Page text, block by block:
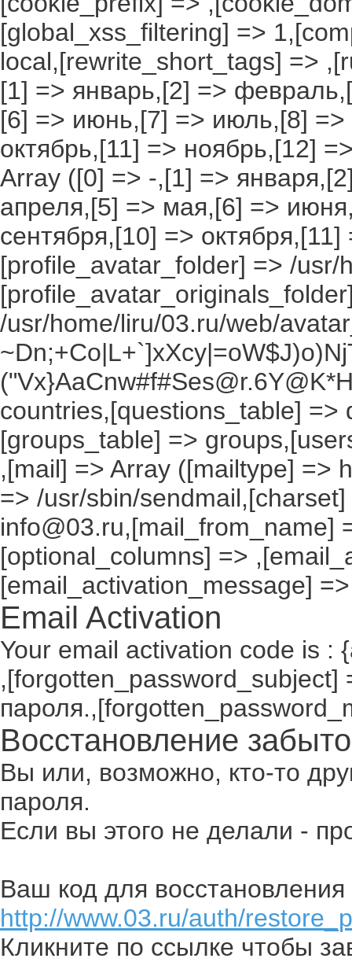
[global_xss_filtering] =>
local,[rewrite_short_tags] =>
[1] => январь,[2] =>
[6] => июнь,[7] => июль,[8] =>
октябрь,[11] => ноябрь,[12]
Array ([0] => -,[1] =>
апреля,[5] => мая,[6] =>
сентября,[10] =>
[profile_avatar_folder] => /
/usr/home/liru/03.ru/web/
countries,[questions_table]
[groups_table] =>
,[mail] => Array ([mailtype] =>
=> /usr/sbin/
info@03.ru,[mail_from_name]
[optional_columns] =>
[email_activation_message] =>
Email Activation
Your email activation code is :
,[forgotten_password_subject]
Восстановление
Вы или, возможно, кто-то
пароля.
Если вы этого не делали -
Ваш код для восстановления
http://www.03.ru/auth/
Кликните по ссылке чтобы